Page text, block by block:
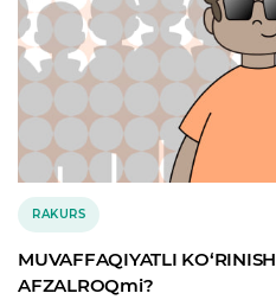
RAKURS
MUVAFFAQIYATLI KO‘RINISH MUVAFFAQIYATDAN
AFZALROQmi?